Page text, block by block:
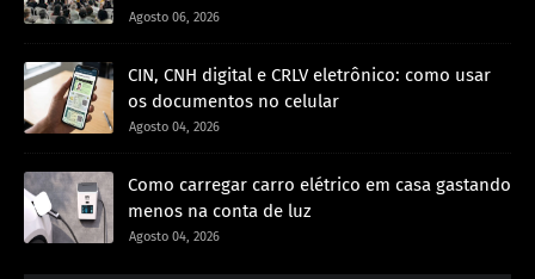
Agosto 06, 2026
CIN, CNH digital e CRLV eletrônico: como usar
os documentos no celular
Agosto 04, 2026
Como carregar carro elétrico em casa gastando
menos na conta de luz
Agosto 04, 2026